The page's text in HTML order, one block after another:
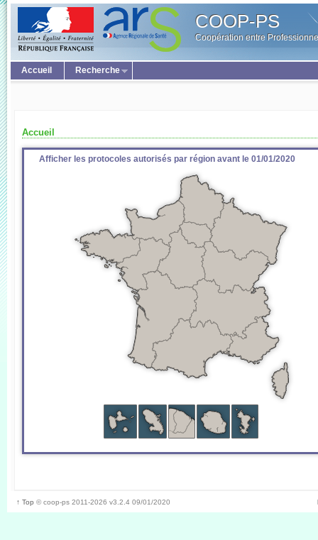
COOP-PS
Coopération entre
Accueil Recherche
Accueil
Afficher les protocoles autorisés par région avant le 01/01/2020
↑ Top ©coop-ps 2011-2026 v3.2.4 09/01/2020